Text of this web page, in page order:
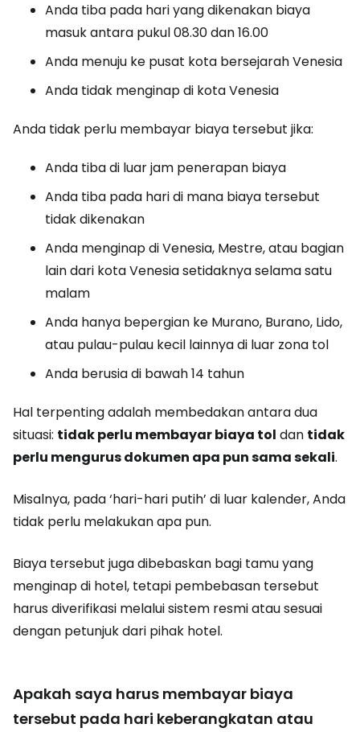
Anda tiba pada hari yang dikenakan biaya
masuk antara pukul 08.30 dan 16.00
Anda menuju ke pusat kota bersejarah Venesia
Anda tidak menginap di kota Venesia
Anda tidak perlu membayar biaya tersebut jika:
Anda tiba di luar jam penerapan biaya
Anda tiba pada hari di mana biaya tersebut
tidak dikenakan
Anda menginap di Venesia, Mestre, atau bagian
lain dari kota Venesia setidaknya selama satu
malam
Anda hanya bepergian ke Murano, Burano, Lido,
atau pulau-pulau kecil lainnya di luar zona tol
Anda berusia di bawah 14 tahun
Hal terpenting adalah membedakan antara dua
situasi: tidak perlu membayar biaya tol dan tidak
perlu mengurus dokumen apa pun sama sekali.
Misalnya, pada ‘hari-hari putih’ di luar kalender, Anda
tidak perlu melakukan apa pun.
Biaya tersebut juga dibebaskan bagi tamu yang
menginap di hotel, tetapi pembebasan tersebut
harus diverifikasi melalui sistem resmi atau sesuai
dengan petunjuk dari pihak hotel.
Apakah saya harus membayar biaya
tersebut pada hari keberangkatan atau